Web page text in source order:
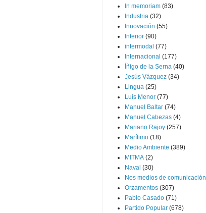
In memoriam (83)
Industria (32)
Innovación (55)
Interior (90)
intermodal (77)
Internacional (177)
Íñigo de la Serna (40)
Jesús Vázquez (34)
Lingua (25)
Luis Menor (77)
Manuel Baltar (74)
Manuel Cabezas (4)
Mariano Rajoy (257)
Marítimo (18)
Medio Ambiente (389)
MITMA (2)
Naval (30)
Nos medios de comunicación
Orzamentos (307)
Pablo Casado (71)
Partido Popular (678)